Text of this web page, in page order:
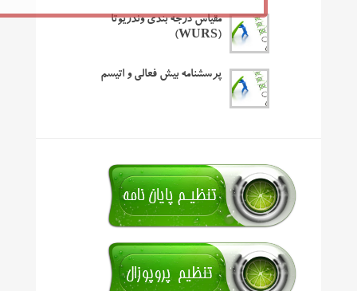
مقیاس درجه بندی وندریوتا
(WURS)
پرسشنامه بیش فعالی و اتیسم